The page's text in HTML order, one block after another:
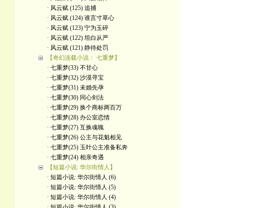
· 风云赋 (125) 追捕
· 风云赋 (124) 谁言寸草心
· 风云赋 (123) 宁为玉碎
· 风云赋 (122) 坦白从严
· 风云赋 (121) 静待处罚
【奇幻连载小说： 七重梦】
· 七重梦(33) 不甘心
· 七重梦(32) 沙漠寻宝
· 七重梦(31) 未婚先孕
· 七重梦(30) 同心剑法
· 七重梦(29) 换个商标两百万
· 七重梦(28) 办公室恋情
· 七重梦(27) 互换魂魄
· 七重梦(26) 公主与花魁相见
· 七重梦(25) 玉叶公主准备私奔
· 七重梦(24) 相亲奇遇
【短篇小说: 华尔街情人】
· 短篇小说: 华尔街情人 (6)
· 短篇小说: 华尔街情人 (5)
· 短篇小说: 华尔街情人 (4)